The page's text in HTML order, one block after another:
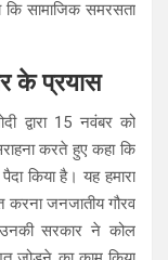
कि सामाजिक समरसता
के प्रयास
द्वारा 15 नवंबर को
करते हुए कहा कि
किया है। यह हमारा
जनजातीय गौरव
उनकी सरकार ने कोल